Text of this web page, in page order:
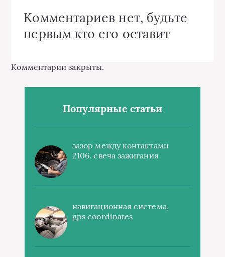
Комментариев нет, будьте
первым кто его оставит
Комментарии закрыты.
Популярные статьи
зазор между контактами
2106. свеча зажигания
навигационная система,
gps coordinates